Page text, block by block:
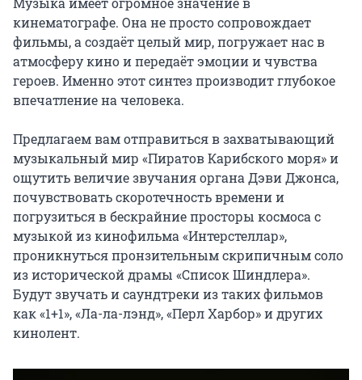
кинематографе. Она не просто сопровождает
фильмы, а создаёт целый мир, погружает нас в
атмосферу кино и передаёт эмоции и чувства
героев. Именно этот синтез производит глубокое
впечатление на человека.
Предлагаем вам отправиться в захватывающий
музыкальный мир «Пиратов Карибского моря» и
ощутить величие звучания органа Дэви Джонса,
почувствовать скоротечность времени и
погрузиться в бескрайние просторы космоса с
музыкой из кинофильма «Интерстеллар»,
проникнуться пронзительным скрипичным соло
из исторической драмы «Список Шиндлера».
Будут звучать и саундтреки из таких фильмов
как «1+1», «Ла-ла-лэнд», «Перл Харбор» и других
кинолент.